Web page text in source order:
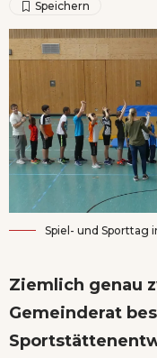
Spiel- und Sporttag
Ziemlich genau
Gemeinderat